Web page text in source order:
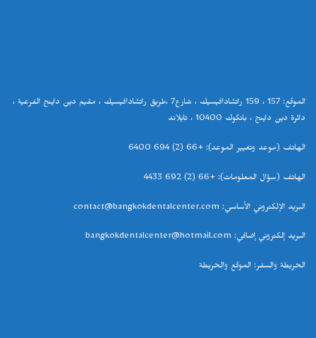
الموقع: 157 ، 159 راتشادافيسيك ، شارع7 ،طريق راتشادافيسيك ، مقيم دين داينج الفرعية ،
دائرة دين داينج ، بانكوك 10400 ، تايلاند
الهاتف (موعد وتغيير الموعد): +66 (2) 694 6400
الهاتف (سؤال المعلومات): +66 (2) 692 4433
البريد الإلكتروني الأساسي: contact@bangkokdentalcenter.com
البريد إلكتروني إضافي: bangkokdentalcenter@hotmail.com
الخريطة والسفر: الموقع والخريطة